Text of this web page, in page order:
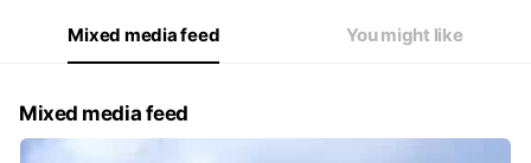
Mixed media feed You might like
Mixed media feed